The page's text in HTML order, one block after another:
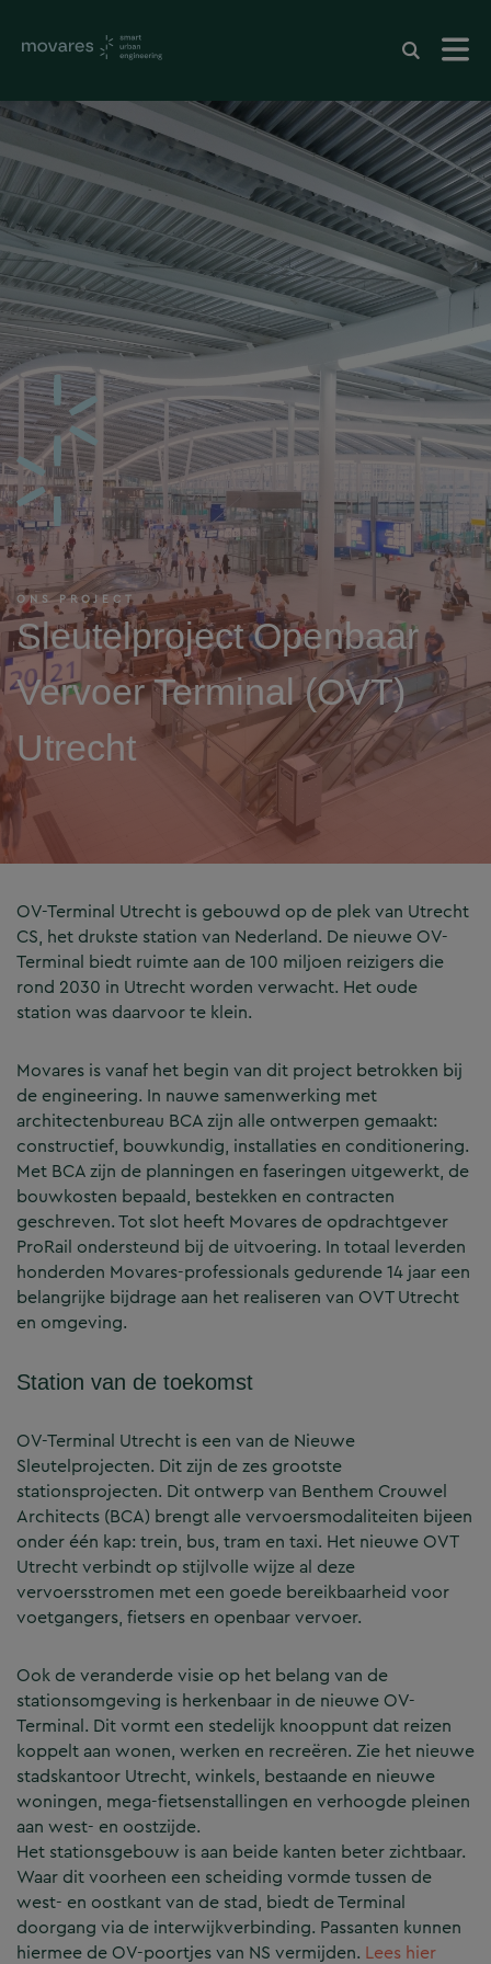
ONS PROJECT
Sleutelproject Openbaar
Vervoer Terminal (OVT)
Utrecht
OV-Terminal Utrecht is gebouwd op de plek van Utrecht
CS, het drukste station van Nederland. De nieuwe OV-
Terminal biedt ruimte aan de 100 miljoen reizigers die
rond 2030 in Utrecht worden verwacht. Het oude
station was daarvoor te klein.
Movares is vanaf het begin van dit project betrokken bij
de engineering. In nauwe samenwerking met
architectenbureau BCA zijn alle ontwerpen gemaakt:
constructief, bouwkundig, installaties en conditionering.
Met BCA zijn de planningen en faseringen uitgewerkt, de
bouwkosten bepaald, bestekken en contracten
geschreven. Tot slot heeft Movares de opdrachtgever
ProRail ondersteund bij de uitvoering. In totaal leverden
honderden Movares-professionals gedurende 14 jaar een
belangrijke bijdrage aan het realiseren van OVT Utrecht
en omgeving.
Station van de toekomst
OV-Terminal Utrecht is een van de Nieuwe
Sleutelprojecten. Dit zijn de zes grootste
stationsprojecten. Dit ontwerp van Benthem Crouwel
Architects (BCA) brengt alle vervoersmodaliteiten bijeen
onder één kap: trein, bus, tram en taxi. Het nieuwe OVT
Utrecht verbindt op stijlvolle wijze al deze
vervoersstromen met een goede bereikbaarheid voor
voetgangers, fietsers en openbaar vervoer.
Ook de veranderde visie op het belang van de
stationsomgeving is herkenbaar in de nieuwe OV-
Terminal. Dit vormt een stedelijk knooppunt dat reizen
koppelt aan wonen, werken en recreëren. Zie het nieuwe
stadskantoor Utrecht, winkels, bestaande en nieuwe
woningen, mega-fietsenstallingen en verhoogde pleinen
aan west- en oostzijde.
Het stationsgebouw is aan beide kanten beter zichtbaar.
Waar dit voorheen een scheiding vormde tussen de
west- en oostkant van de stad, biedt de Terminal
doorgang via de interwijkverbinding. Passanten kunnen
hiermee de OV-poortjes van NS vermijden. Lees hier